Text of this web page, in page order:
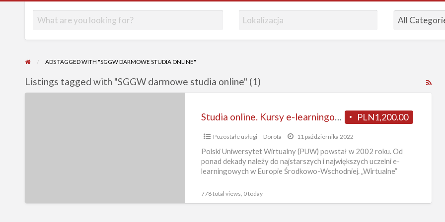
ADS TAGGED WITH "SGGW DARMOWE STUDIA ONLINE"
RSS
Listings tagged with "SGGW darmowe studia online" (1)
PLN1,200.00
Studia online. Kursy e-learningowe. Studia przez Internet
Pozostałe usługi Dorota 11 października 2022
Polski Uniwersytet Wirtualny (PUW) powstał w 2002 roku. Od
ponad dekady należy do najstarszych i największych uczelni e-
learningowych w Europie Środkowo-Wschodniej. „Wirtualne”
778 total views, 0 today